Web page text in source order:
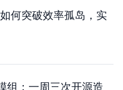
何突破效率孤岛，实
组：一周三次开源造